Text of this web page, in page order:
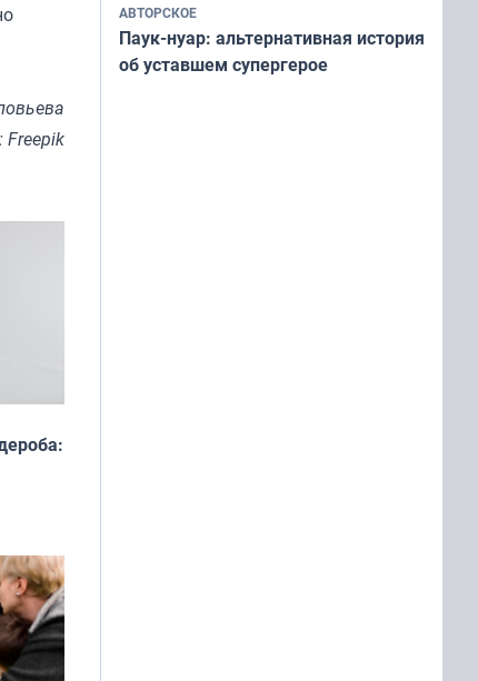
Freepik
АВТОРСКОЕ
Паук-нуар: альтернативная история
об уставшем супергерое